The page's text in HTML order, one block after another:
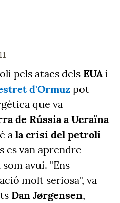
pels atacs dels EUAi
d'Ormuz pot
que va
de Rússia a Ucraïna
a la crisi del petroli
es van aprendre
avui. "Ens
molt seriosa", va
Dan Jørgensen,